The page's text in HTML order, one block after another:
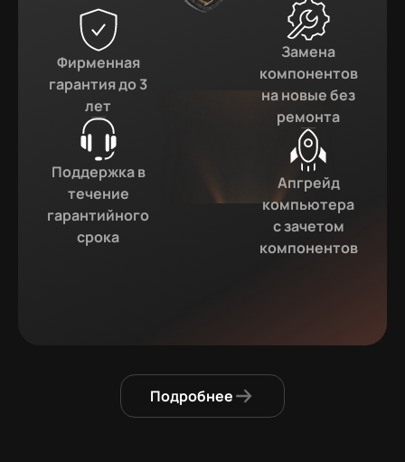
Фирменная
гарантия до 3
лет
Поддержка в
течение
гарантийного
срока
Замена
компонентов
на новые без
ремонта
Апгрейд
компьютера
с зачетом
компонентов
Подробнее